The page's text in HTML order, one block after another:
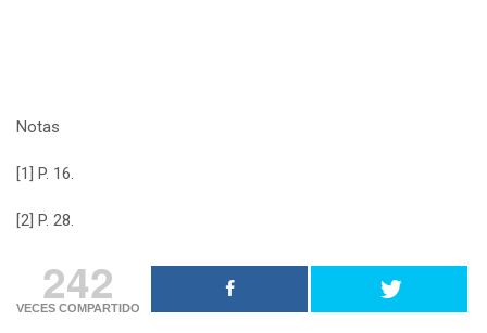
Notas
[1] P. 16.
[2] P. 28.
242
VECES COMPARTIDO